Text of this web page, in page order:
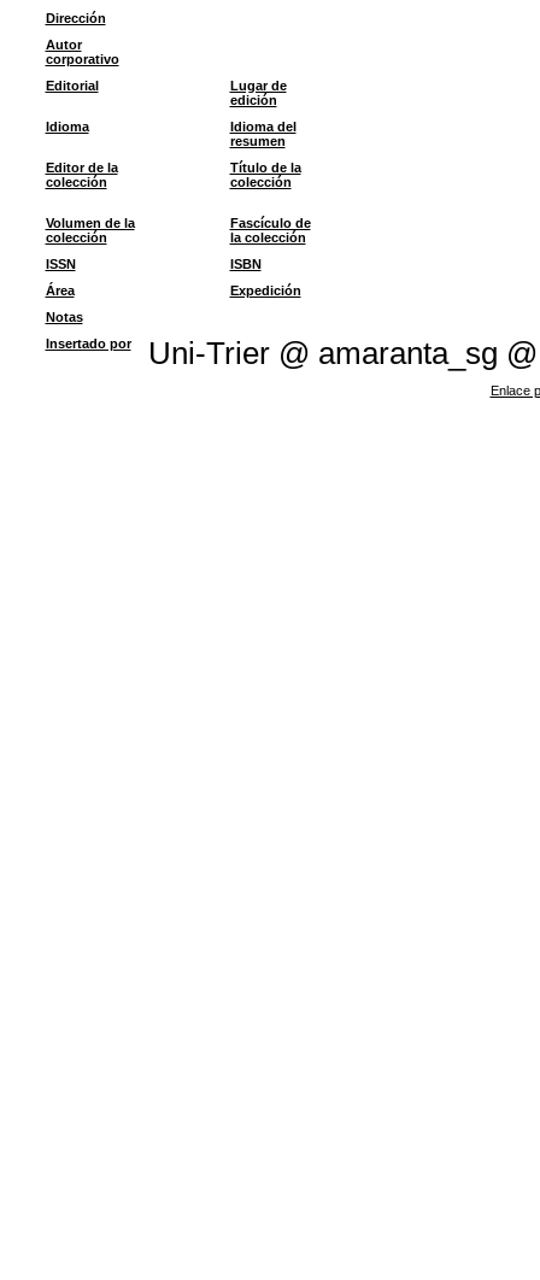
Dirección
Autor
corporativo
Editorial
Lugar de
edición
Idioma
Idioma del
resumen
Editor de la
colección
Título de la
colección
Volumen de la
colección
Fascículo de
la colección
ISSN
ISBN
Área
Expedición
Notas
Insertado por
Uni-Trier @ amaranta_sg @
Enlace